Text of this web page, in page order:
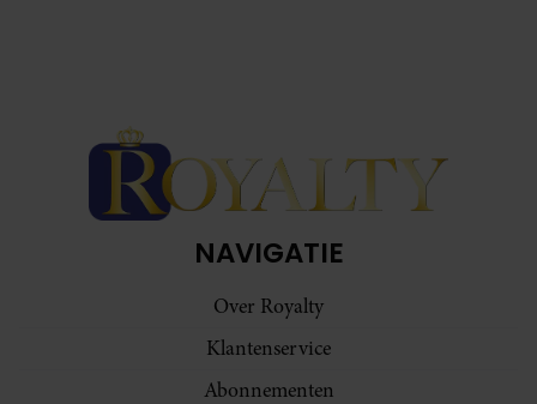
NAVIGATIE
Over Royalty
Klantenservice
Abonnementen